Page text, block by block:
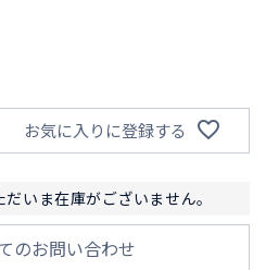
お気に入りに登録する
いま在庫がございません。
のお問い合わせ